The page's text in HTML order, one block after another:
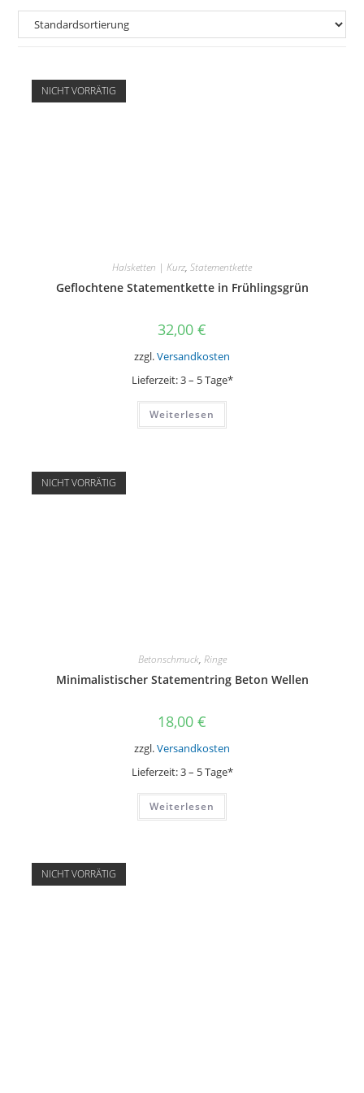
NICHT VORRÄTIG
Halsketten | Kurz, Statementkette
Geflochtene Statementkette in Frühlingsgrün
32,00 €
zzgl.Versandkosten
Lieferzeit:3 – 5 Tage*
Weiterlesen
NICHT VORRÄTIG
Betonschmuck, Ringe
Minimalistischer Statementring Beton Wellen
18,00 €
zzgl.Versandkosten
Lieferzeit:3 – 5 Tage*
Weiterlesen
NICHT VORRÄTIG